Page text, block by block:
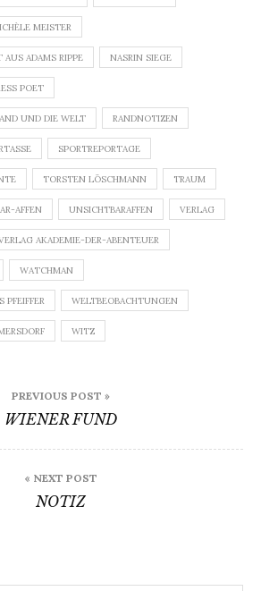
MEISTER
ADAMS RIPPE NASRIN SIEGE
POET
UND DIE WELT RANDNOTIZEN
SPORTREPORTAGE
TORSTEN LÖSCHMANN TRAUM
AFFEN UNSICHTBARAFFEN VERLAG
AKADEMIE-DER-ABENTEUER
WATCHMAN
PFEIFFER WELTBEOBACHTUNGEN
WITZ
PREVIOUS POST »
WIENER FUND
« NEXT POST
NOTIZ